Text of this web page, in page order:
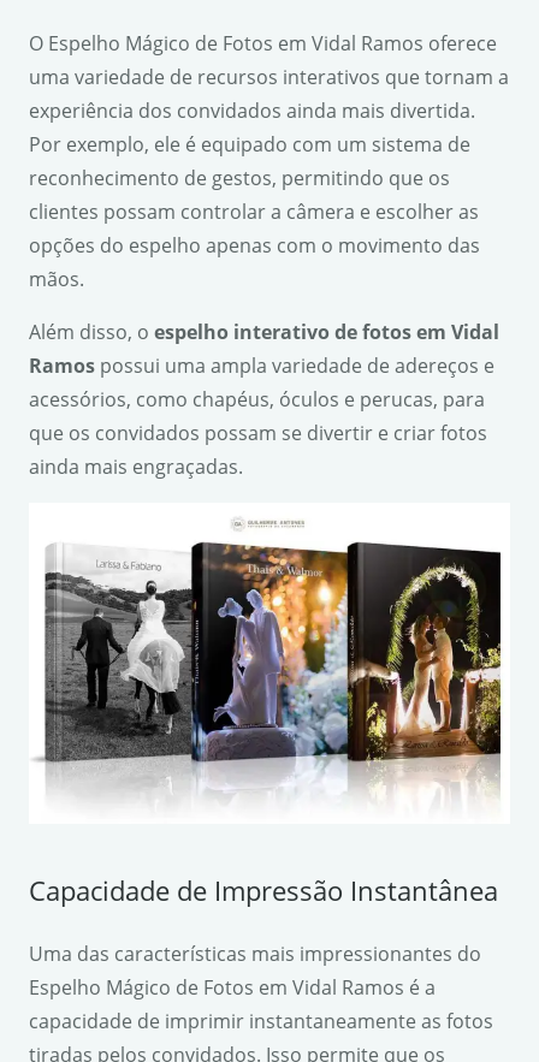
O Espelho Mágico de Fotos em Vidal Ramos oferece
uma variedade de recursos interativos que tornam a
experiência dos convidados ainda mais divertida.
Por exemplo, ele é equipado com um sistema de
reconhecimento de gestos, permitindo que os
clientes possam controlar a câmera e escolher as
opções do espelho apenas com o movimento das
mãos.
Além disso, o espelho interativo de fotos em Vidal
Ramos possui uma ampla variedade de adereços e
acessórios, como chapéus, óculos e perucas, para
que os convidados possam se divertir e criar fotos
ainda mais engraçadas.
Capacidade de Impressão Instantânea
Uma das características mais impressionantes do
Espelho Mágico de Fotos em Vidal Ramos é a
capacidade de imprimir instantaneamente as fotos
tiradas pelos convidados. Isso permite que os